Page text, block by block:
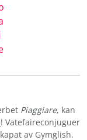
Piaggiare, kan
! Vatefaireconjuguer
av Gymglish.